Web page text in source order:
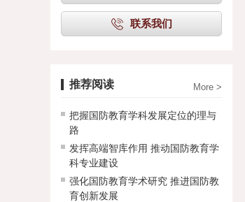
联系我们
推荐阅读 More >
把握国防教育学科发展定位的理与
路
发挥高端智库作用 推动国防教育学
科专业建设
强化国防教育学术研究 推进国防教
育创新发展